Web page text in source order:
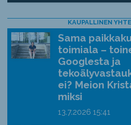
KAUPALLINEN
Sama
toimiala –
Googlesta ja
ei? Meion
miksi
13.7.2026 15:41